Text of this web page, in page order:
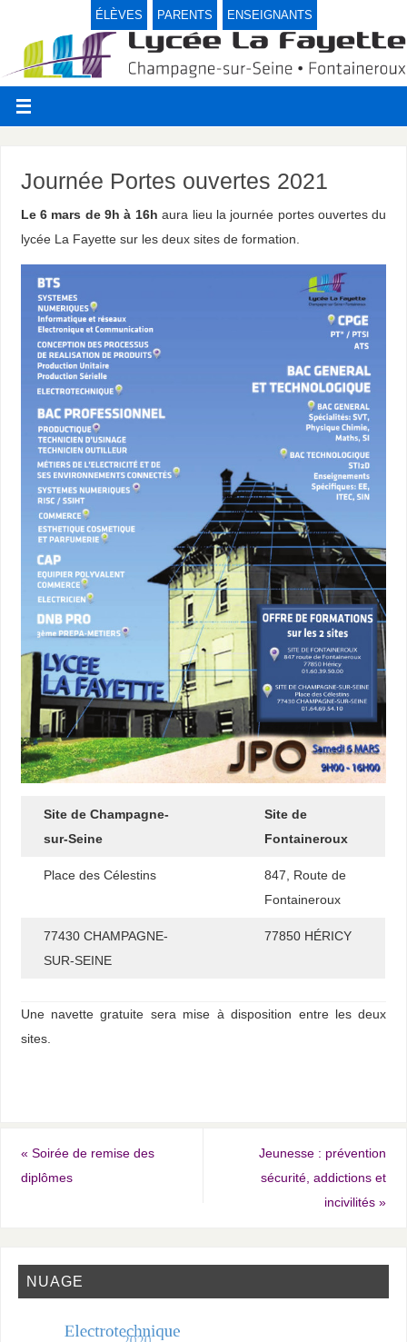
ÉLÈVES PARENTS ENSEIGNANTS
Journée Portes ouvertes 2021
Le 6 mars de 9h à 16haura lieu la journée portes ouvertes du
lycée La Fayette sur les deux sites de formation.
Site de Champagne-
sur-Seine
Site de
Fontaineroux
Place des Célestins
847, Route de
Fontaineroux
77430 CHAMPAGNE-
SUR-SEINE
77850 HÉRICY
Une navette gratuite sera mise à disposition entre les deux
sites.
« Soirée de remise des
diplômes
Jeunesse : prévention
sécurité, addictions et
incivilités»
NUAGE